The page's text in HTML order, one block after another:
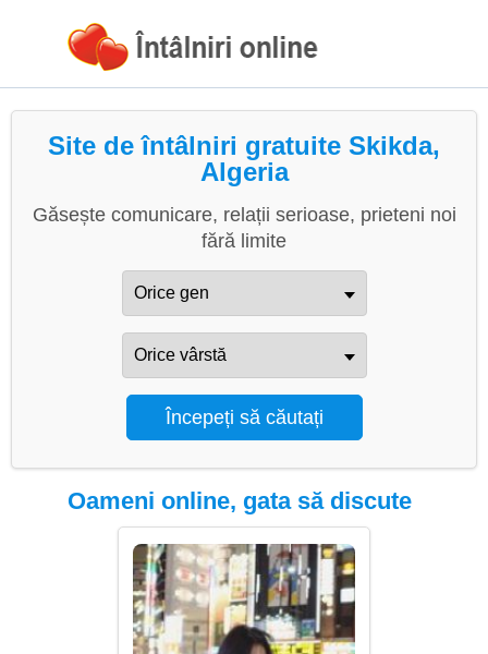
Site de întâlniri gratuite Skikda,
Algeria
Găsește comunicare, relații serioase, prieteni noi
fără limite
Oameni online, gata să discute